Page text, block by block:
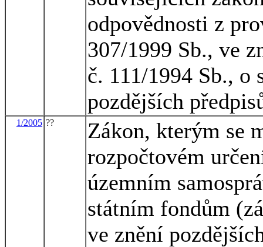
odpovědnosti z
307/1999 Sb., ve
č. 111/1994 Sb., o
pozdějších
1/2005 ??
Zákon, kterým se
rozpočtovém
územním
státním fondům
ve znění